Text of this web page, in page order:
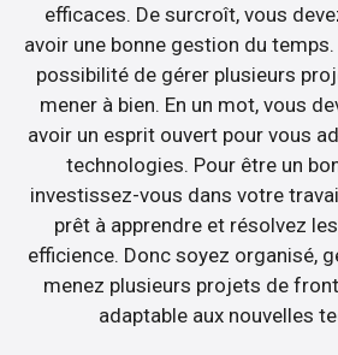
efficaces. De surcroît, vous
avoir une bonne gestion du
possibilité de gérer plusieurs
mener à bien. En un mot, vous
avoir un esprit ouvert pour vous
technologies. Pour être un
investissez-vous dans votre
prêt à apprendre et résolvez
efficience. Donc soyez organisé,
menez plusieurs projets de
adaptable aux nouvelles